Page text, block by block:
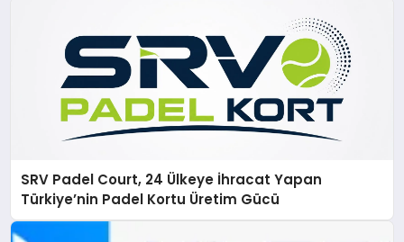
SRV Padel Court, 24 Ülkeye İhracat Yapan
Türkiye’nin Padel Kortu Üretim Gücü